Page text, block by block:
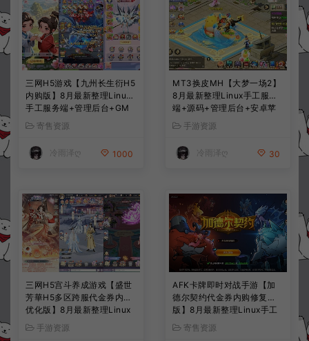
三网H5游戏【九州长生衍H5
内购版】8月最新整理Linux
手工服务端+管理后台+GM
授权后台+简易安卓客户端
+详细搭建教程+视频教程
寄售资源
冷雨泽ღ 1000
MT3换皮MH【大梦一场2】
8月最新整理Linux手工服务
端+源码+管理后台+安卓苹
果双端+详细搭建教程+视频
教程
手游资源
冷雨泽ღ 30
三网H5宫斗养成游戏【盛世
芳華H5多区跨服代金券内购
优化版】8月最新整理Linux
手工服务端+CDK授权后台
+全资源安卓+详细搭建教程
手游资源
AFK卡牌即时对战手游【加
德尔契约代金券内购修复
版】8月最新整理Linux手工
服务端+前后端全套源码+CD
K授权后台+安卓苹果双端
寄售资源